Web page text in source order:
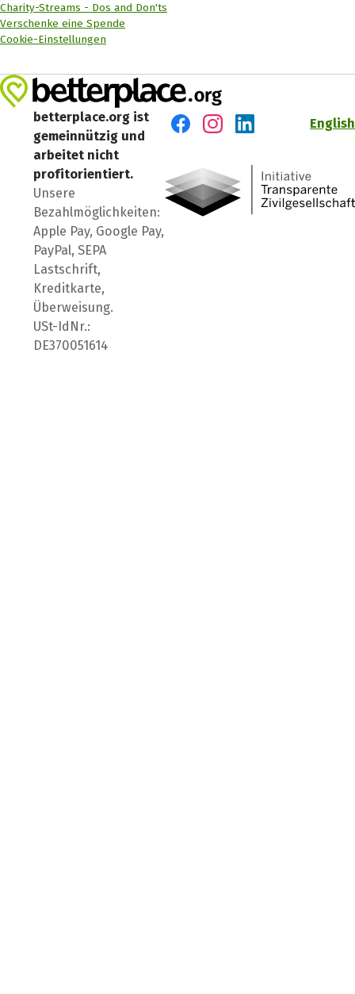
Charity-Streams - Dos and Don'ts
Verschenke eine Spende
Cookie-Einstellungen
betterplace.org ist
gemeinnützig und
arbeitet nicht
profitorientiert.
Unsere
Bezahlmöglichkeiten:
Apple Pay, Google Pay,
PayPal, SEPA
Lastschrift,
Kreditkarte,
Überweisung.
USt-IdNr.:
DE370051614
English